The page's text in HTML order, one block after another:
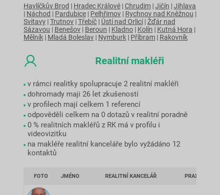
Havlíčkův Brod | Hradec Králové|Chrudim|Jičín |Jihlava
| Náchod | Pardubice| Pelhřimov| Rychnov nad Kněžnou |
Svitavy|Trutnov|Třebíč| Ústí nad Orlicí|Žďár nad
Sázavou | Benešov| Beroun | Kladno| Kolín | Kutná Hora |
Mělník| Mladá Boleslav| Nymburk| Příbram| Rakovník
Realitní makléři
v rámci realitky spolupracuje 2 realitní makléři
dohromady maji 26 let zkušeností
v profilech mají celkem 1 referencí
odpověděli celkem na 0 dotazů v realitní poradně
0 % realitních makléřů z RK má v profilu i
videovizitku
na makléře realitní kanceláře bylo vyžádáno 12
kontaktů
FOTO JMÉNO REALITNÍ KANCELÁŘ PRAXE